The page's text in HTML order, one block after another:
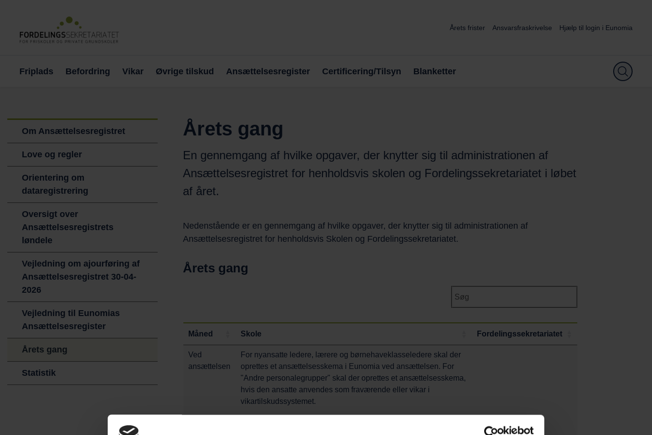
Årets frister Ansvarsfraskrivelse Hjælp til login i Eunomia
Friplads Befordring Vikar Øvrige tilskud Ansættelsesregister Certificering/Tilsyn Blanketter
Om Ansættelsesregistret
Love og regler
Orientering om
dataregistrering
Oversigt over
Ansættelsesregistrets
løndele
Vejledning om ajourføring af
Ansættelsesregistret 30-04-
2026
Vejledning til Eunomias
Ansættelsesregister
Årets gang
Statistik
Årets gang
En gennemgang af hvilke opgaver, der knytter sig til administrationen af
Ansættelsesregistret for henholdsvis skolen og Fordelingssekretariatet i løbet
af året.
Nedenstående er en gennemgang af hvilke opgaver, der knytter sig til administrationen af
Ansættelsesregistret for henholdsvis Skolen og Fordelingssekretariatet.
Årets gang
Måned Skole Fordelingssekretariatet
Ved
ansættelsen
For nyansatte ledere, lærere og børnehaveklasseledere skal der
oprettes et ansættelsesskema i Eunomia ved ansættelsen. For
"Andre personalegrupper" skal der oprettes et ansættelsesskema,
hvis den ansatte anvendes som fraværende eller vikar i
vikartilskudssystemet.